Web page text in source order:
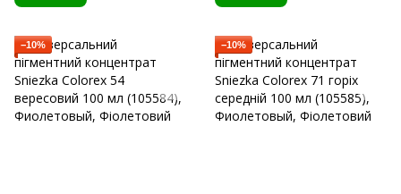
−10% −10%